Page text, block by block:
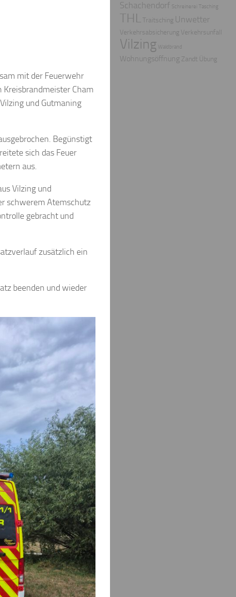
mit der Feuerwehr
Cham
und Gutmaning
Begünstigt
sich das Feuer
aus.
Vilzing und
schwerem Atemschutz
gebracht und
zusätzlich ein
beenden und wieder
Schachendorf Schreinerei Tasching
THLTraitsching Unwetter
Verkehrsabsicherung Verkehrsunfall
Vilzing Waldbrand
Wohnungsöffnung Zandt Übung